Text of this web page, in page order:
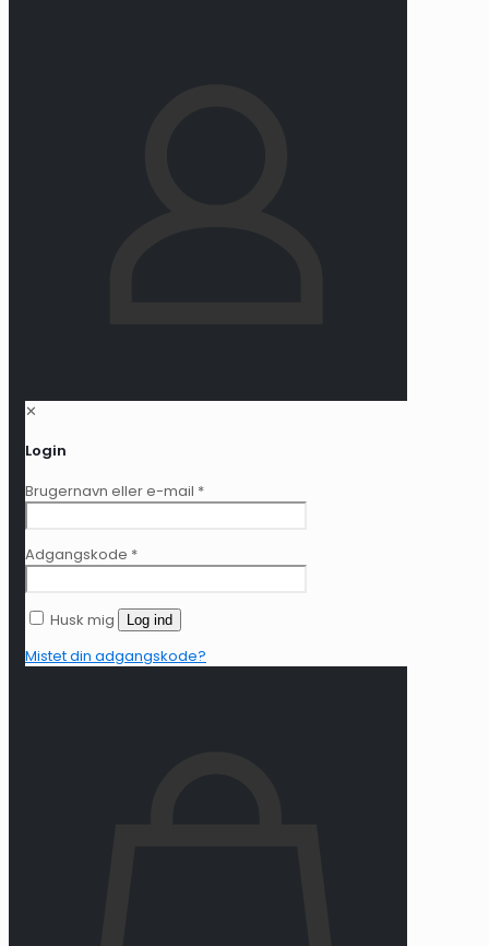
✕
Login
Brugernavn eller e-mail *
Adgangskode *
Husk mig Log ind
Mistet din adgangskode?